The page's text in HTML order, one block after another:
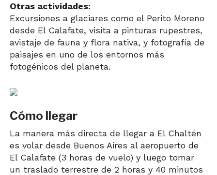
Otras actividades:
Excursiones a glaciares como el Perito Moreno
desde El Calafate, visita a pinturas rupestres,
avistaje de fauna y flora nativa, y fotografía de
paisajes en uno de los entornos más
fotogénicos del planeta.
Cómo llegar
La manera más directa de llegar a El Chaltén
es volar desde Buenos Aires al aeropuerto de
El Calafate (3 horas de vuelo) y luego tomar
un traslado terrestre de 2 horas y 40 minutos